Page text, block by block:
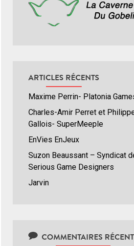
ARTICLES RÉCENTS
Maxime Perrin- Platonia
Charles-Amir Perret et
Gallois- SuperMeeple
EnVies EnJeux
Suzon Beaussant – Syndicat
Serious Game Designers
Jarvin
COMMENTAIRES